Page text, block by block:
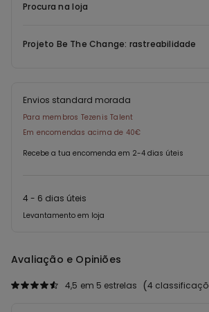
Procura na loja
Projeto Be The Change: rastreabilidade
Envios standard morada
Para membros Tezenis Talent
Em encomendas acima de 40€
Recebe a tua encomenda em 2-4 dias úteis
4 - 6 dias úteis
Levantamento em loja
Avaliação e Opiniões
4
4,5 em 5 estrelas